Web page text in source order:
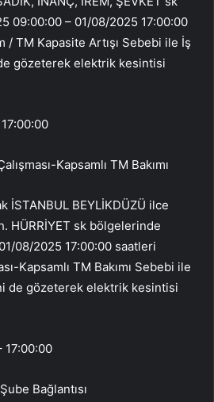
09:00:00 – 01/08/2025 17:00:00
/ TM Kapasite Artışı Sebebi ile İş
gözeterek elektrik kesintisi
Kapsamlı TM Bakımı
İSTANBUL BEYLİKDÜZÜ ilce
HÜRRİYET sk bölgelerinde
08/2025 17:00:00 saatleri
Kapsamlı TM Bakımı Sebebi ile
de gözeterek elektrik kesintisi
Bağlantısı